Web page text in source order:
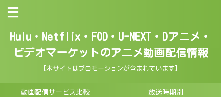
Hulu・Netflix・FOD・U-NEXT・Dアニメ・
ビデオマーケットのアニメ動画配信情報
【本サイトはプロモーションが含まれています】
動画配信サービス比較 放送時期別